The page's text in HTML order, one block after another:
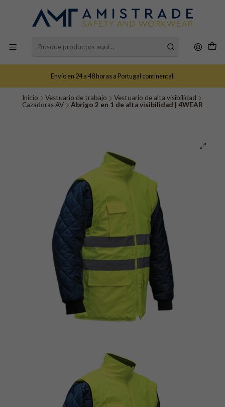
Envío en 24 a 48 horas a Portugal continental.
Inicio Vestuario de trabajo
Vestuario de alta visibilidad
Cazadoras AV
Abrigo 2 en 1 de alta visibilidad | 4WEAR